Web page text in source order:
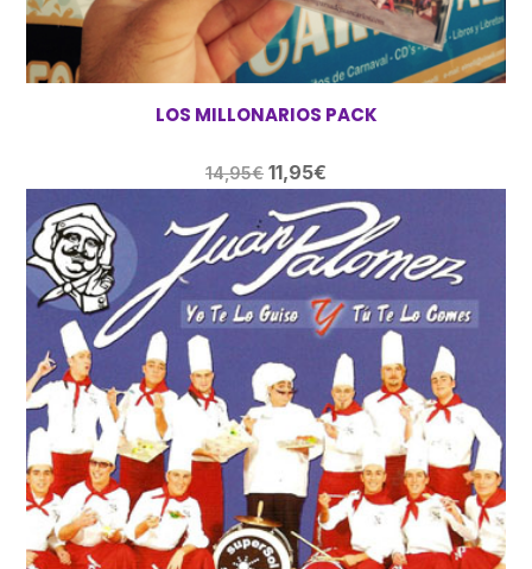
LOS MILLONARIOS PACK
14,95€ El
precio
original
era:
14,95€.
11,95€
precio
actual
es:
11,95€.